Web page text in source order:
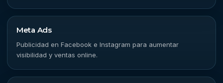
Meta Ads
Publicidad en Facebook e Instagram para aumentar
visibilidad y ventas online.